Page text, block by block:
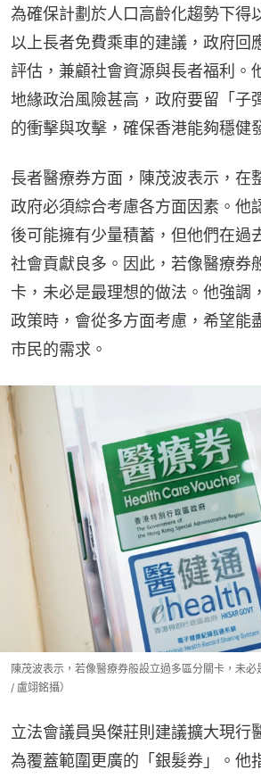
為確保計劃於人口高齡化趨勢下得
以上長者免費乘車的建議，政府回
評估，兼顧社會資源與長者福利。
地緣政治風險甚高，政府要留「子
的衝擊與攻擊，確保香港能夠穩健
長者醫療券方面，陳茂波表示，在
政府必須綜合考慮各方面因素。他
後可能擁有少量積蓄，但他們在過
社會貢獻良多。因此，若像醫療券
卡，未必是最理想的做法。他強調
政策時，會從多方面考慮，希望能
市民的需求。
陳茂波表示，若像醫療券般設立過多區分關卡，未
/ 盧翊銘攝）
立法會議員吳傑莊則建議擴大現行
為覆蓋範圍更廣的「銀髮券」。他